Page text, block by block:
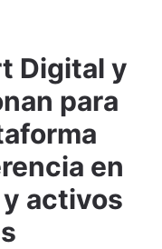
Comentar
Digital y
para
en
activos